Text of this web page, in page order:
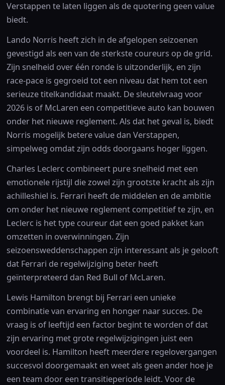
Verstappen te laten liggen als de quotering geen value
biedt.
Lando Norris heeft zich in de afgelopen seizoenen
gevestigd als een van de sterkste coureurs op de grid.
Zijn snelheid over één ronde is uitzonderlijk, en zijn
race-pace is gegroeid tot een niveau dat hem tot een
serieuze titelkandidaat maakt. De sleutelvraag voor
2026 is of McLaren een competitieve auto kan bouwen
onder het nieuwe reglement. Als dat het geval is, biedt
Norris mogelijk betere value dan Verstappen,
simpelweg omdat zijn odds doorgaans hoger liggen.
Charles Leclerc combineert pure snelheid met een
emotionele rijstijl die zowel zijn grootste kracht als zijn
achilleshiel is. Ferrari heeft de middelen en de ambitie
om onder het nieuwe reglement competitief te zijn, en
Leclerc is het type coureur dat een goed pakket kan
omzetten in overwinningen. Zijn
seizoensweddenschappen zijn interessant als je gelooft
dat Ferrari de regelwijziging beter heeft
geïnterpreteerd dan Red Bull of McLaren.
Lewis Hamilton brengt bij Ferrari een unieke
combinatie van ervaring en honger naar succes. De
vraag is of leeftijd een factor begint te worden of dat
zijn ervaring met grote regelwijzigingen juist een
voordeel is. Hamilton heeft meerdere regelovergangen
succesvol doorgemaakt en weet als geen ander hoe je
een team door een transitieperiode leidt. Voor de